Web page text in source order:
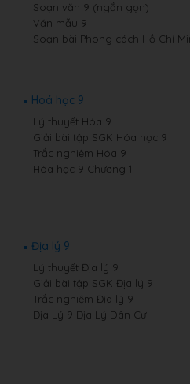
Soạn văn 9 (ngắn gọn)
Văn mẫu 9
Soạn bài Phong cách Hồ Chí
Hoá học 9
Lý thuyết Hóa 9
Giải bài tập SGK Hóa học 9
Trắc nghiệm Hóa 9
Hóa học 9 Chương 1
Địa lý 9
Lý thuyết Địa lý 9
Giải bài tập SGK Địa lý 9
Trắc nghiệm Địa lý 9
Địa Lý 9 Địa Lý Dân Cư